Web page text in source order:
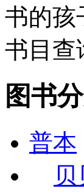
书的
书目查
图书
普本